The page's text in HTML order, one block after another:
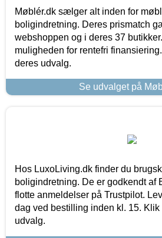
Møblér.dk sælger alt inden for
boligindretning. Deres prismatch
webshoppen og i deres 37
muligheden for rentefri
deres udvalg.
Se udvalget på
Hos LuxoLiving.dk finder du
boligindretning. De er godkendt af
flotte anmeldelser på Trustpilot.
dag ved bestilling inden kl. 15. Klik
udvalg.